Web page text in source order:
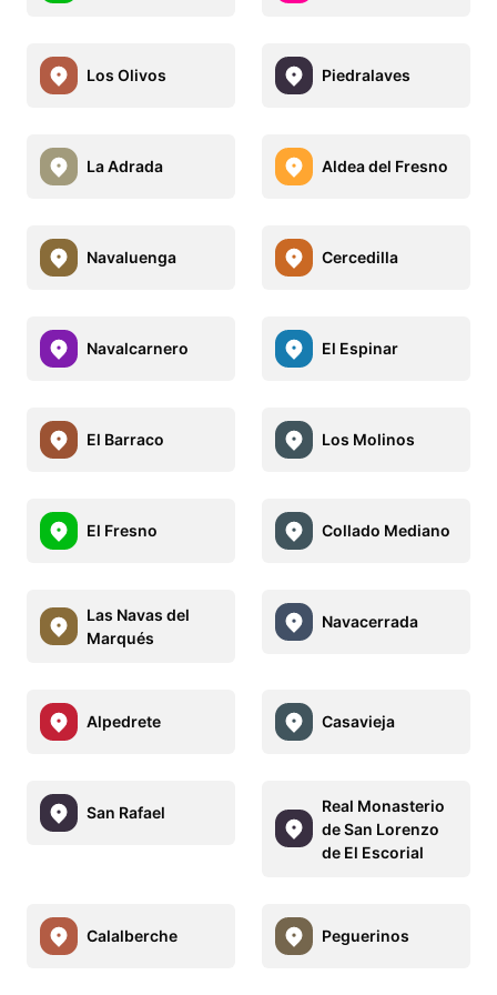
Los Olivos Piedralaves
La Adrada Aldea del Fresno
Navaluenga Cercedilla
Navalcarnero El Espinar
El Barraco Los Molinos
El Fresno Collado Mediano
Las Navas del
Marqués
Navacerrada
Alpedrete Casavieja
San Rafael
Real Monasterio
de San Lorenzo
de El Escorial
Calalberche Peguerinos